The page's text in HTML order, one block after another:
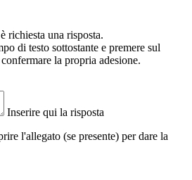
richiesta una risposta.
di testo sottostante e premere sul
la propria adesione.
Inserire qui la risposta
l'allegato (se presente) per dare la